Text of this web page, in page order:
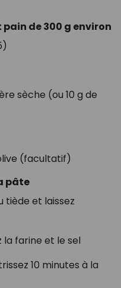
pain de 300 g environ
sèche (ou 10 g de
(facultatif)
pâte
tiède et laissez
la farine et le sel
10 minutes à la